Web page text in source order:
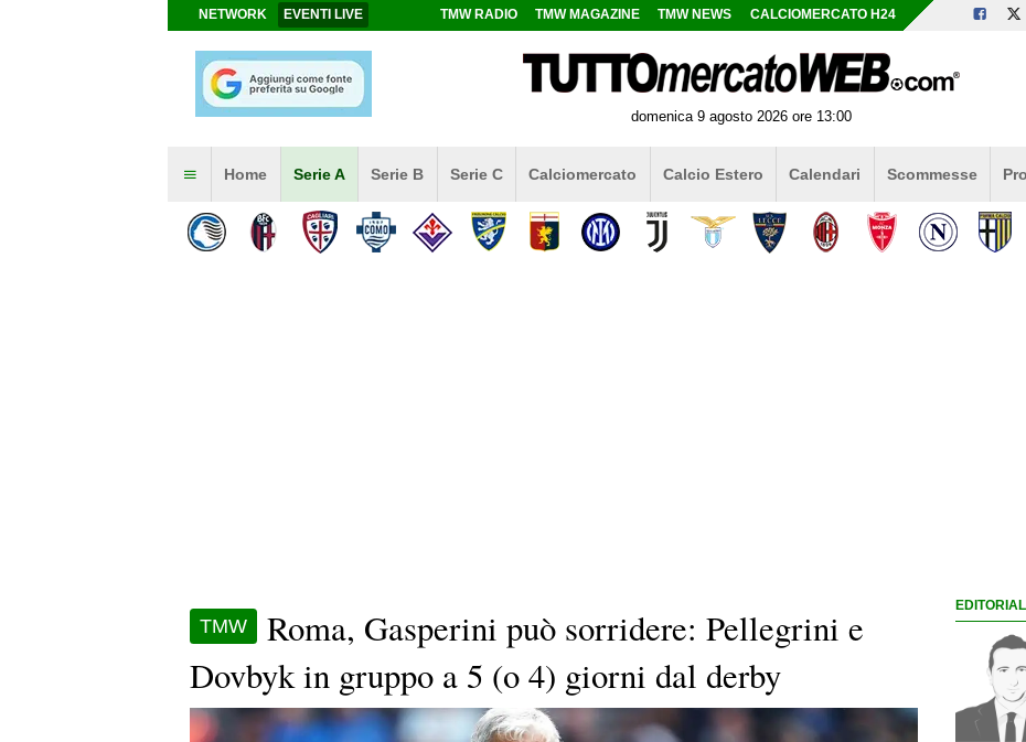
NETWORK EVENTI LIVE TMW RADIO TMW MAGAZINE TMW NEWS CALCIOMERCATO H24
domenica 9 agosto 2026 ore 13:00
Home Serie A Serie B Serie C Calciomercato Calcio Estero Calendari Scommesse
TMW
Roma, Gasperini può sorridere: Pellegrini e
Dovbyk in gruppo a 5 (o 4) giorni dal derby